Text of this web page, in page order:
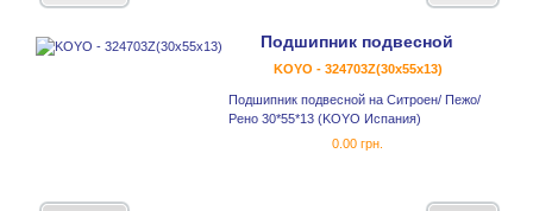
Подшипник подвесной
KOYO - 324703Z(30x55x13)
Подшипник подвесной на Ситроен/ Пежо/
Рено 30*55*13 (KOYO Испания)
0.00 грн.